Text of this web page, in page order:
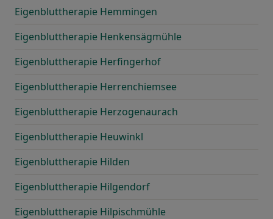
Eigenbluttherapie Hemmingen
Eigenbluttherapie Henkensägmühle
Eigenbluttherapie Herfingerhof
Eigenbluttherapie Herrenchiemsee
Eigenbluttherapie Herzogenaurach
Eigenbluttherapie Heuwinkl
Eigenbluttherapie Hilden
Eigenbluttherapie Hilgendorf
Eigenbluttherapie Hilpischmühle